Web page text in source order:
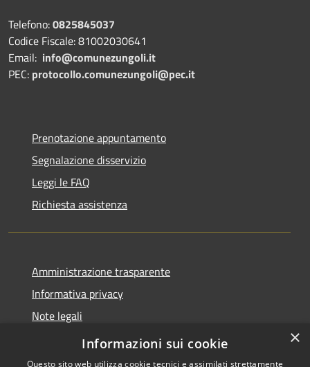
Telefono:0825845037
Codice Fiscale: 81002030641
Email: info@comunezungoli.it
PEC: protocollo.comunezungoli@pec.it
Prenotazione appuntamento
Segnalazione disservizio
Leggi le FAQ
Richiesta assistenza
Amministrazione trasparente
Informativa privacy
Note legali
Dichiarazione di accessibilità
×
Informazioni sui cookie
Questo sito web utilizza cookie tecnici e assimilati strettamente